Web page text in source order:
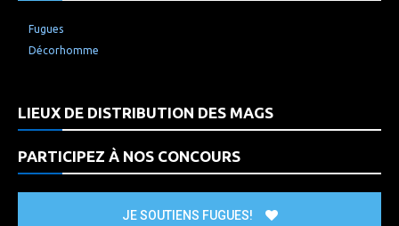
Fugues
Décorhomme
LIEUX DE DISTRIBUTION DES MAGS
PARTICIPEZ À NOS CONCOURS
JE SOUTIENS FUGUES!